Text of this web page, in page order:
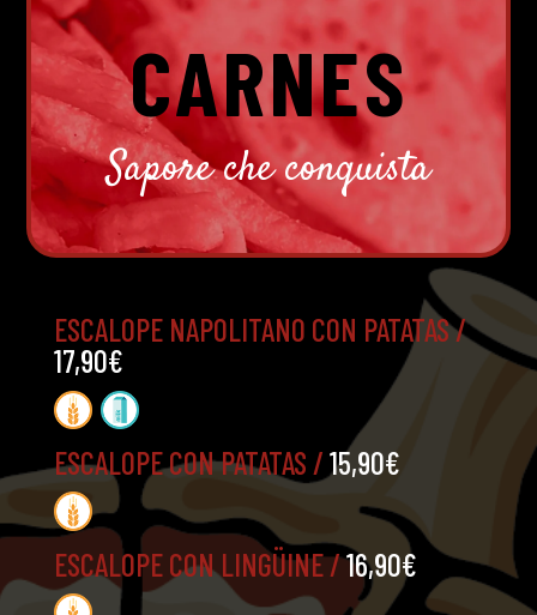
CARNES
Sapore che conquista
ESCALOPE NAPOLITANO CON PATATAS /
17,90€
ESCALOPE CON PATATAS /15,90€
ESCALOPE CON LINGÜINE /16,90€